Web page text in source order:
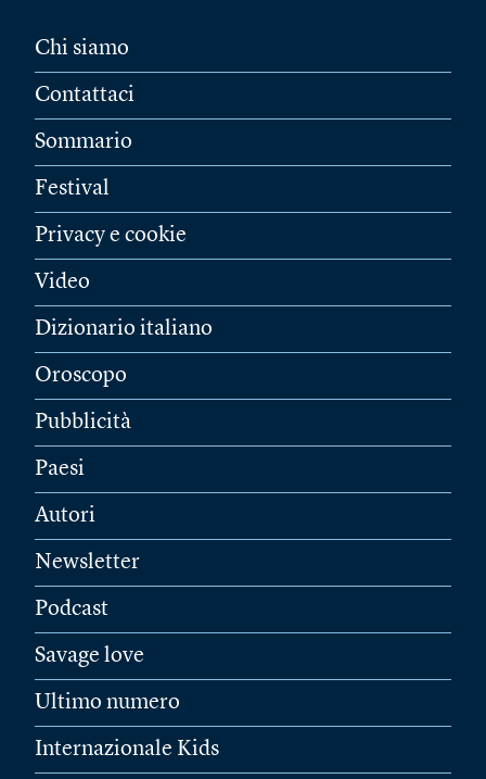
Chi siamo
Contattaci
Sommario
Festival
Privacy e cookie
Video
Dizionario italiano
Oroscopo
Pubblicità
Paesi
Autori
Newsletter
Podcast
Savage love
Ultimo numero
Internazionale Kids